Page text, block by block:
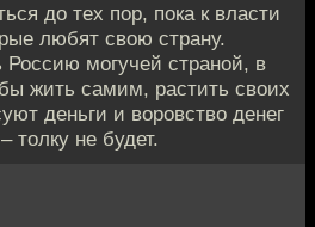
до тех пор, пока к власти
любят свою страну.
Россию могучей страной, в
жить самим, растить своих
деньги и воровство денег
толку не будет.